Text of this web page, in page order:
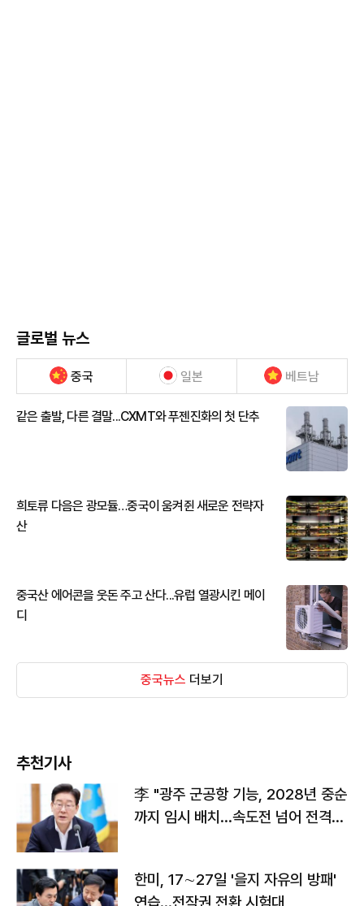
글로벌 뉴스
중국 일본 베트남
같은 출발, 다른 결말...CXMT와 푸젠진화의 첫 단추
희토류 다음은 광모듈…중국이 움켜쥔 새로운 전략자
산
중국산 에어콘을 웃돈 주고 산다...유럽 열광시킨 메이
디
중국뉴스 더보기
추천기사
李 "광주 군공항 기능, 2028년 중순
까지 임시 배치…속도전 넘어 전격
한미, 17∼27일 '을지 자유의 방패'